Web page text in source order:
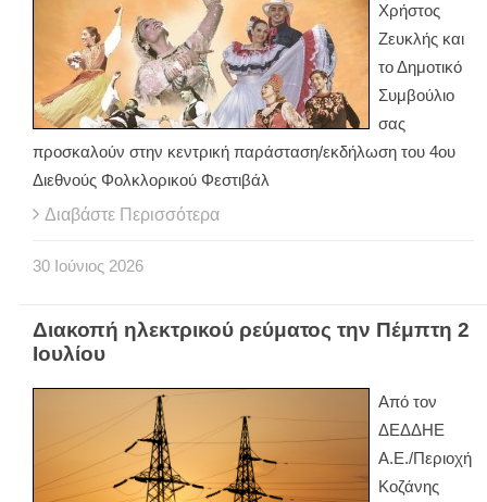
Χρήστος
Ζευκλής και
το Δημοτικό
Συμβούλιο
σας
προσκαλούν στην κεντρική παράσταση/εκδήλωση του 4ου
Διεθνούς Φολκλορικού Φεστιβάλ
Διαβάστε Περισσότερα
30 Ιούνιος 2026
Διακοπή ηλεκτρικού ρεύματος την Πέμπτη 2
Ιουλίου
Από τον
ΔΕΔΔΗΕ
Α.Ε./Περιοχή
Κοζάνης